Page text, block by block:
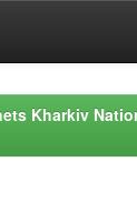
Kharkiv